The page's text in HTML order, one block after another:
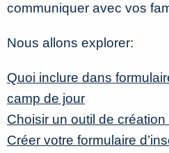
communiquer avec vos
Nous allons explorer:
Quoi inclure dans
camp de jour
Choisir un outil de
Créer votre formulaire